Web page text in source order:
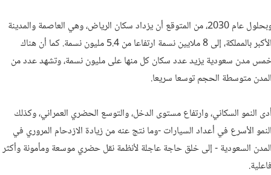
وبحلول عام 2030، من المتوقع أن يزداد سكان الرياض، وهي العاصمة والمدينة
الأكبر بالمملكة، إلى 8 ملايين نسمة ارتفاعا من 5.4 مليون نسمة. كما أن هناك
مدن سعودية يزيد عدد سكان كل منها على مليون نسمة، وتشهد عدد من
متوسطة الحجم توسعا سريعا.
النمو السكاني، وارتفاع مستوى الدخل، والتوسع الحضري العمراني، وكذلك
الأسرع في أعداد السيارات -وما نتج عنه من زيادة الازدحام المروري في
السعودية - إلى خلق حاجة عاجلة لأنظمة نقل حضري موسعة ومأمونة وأكثر